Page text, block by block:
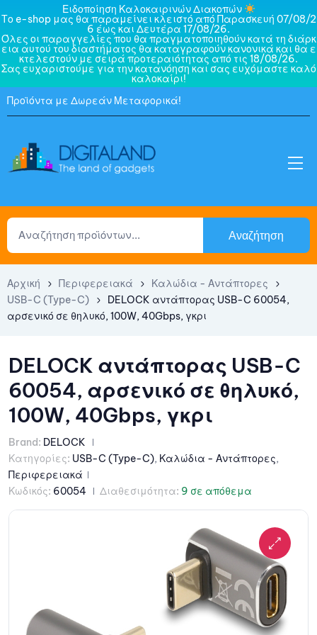
Ειδοποίηση Καλοκαιρινών Διακοπών
Το e-shop μας θα παραμείνει κλειστό από Παρασκευή 07/08/2
6 έως και Δευτέρα 17/08/26.
Όλες οι παραγγελίες που θα πραγματοποιηθούν κατά τη διάρκ
εια αυτού του διαστήματος θα καταγραφούν κανονικά και θα ε
κτελεστούν με σειρά προτεραιότητας από τις 18/08/26.
Σας ευχαριστούμε για την κατανόηση και σας ευχόμαστε καλό
καλοκαίρι!
Προϊόντα με Δωρεάν Μεταφορικά!
Αναζήτηση
Αρχική Περιφερειακά
Καλώδια - Αντάπτορες
USB-C (Type-C)
DELOCK αντάπτορας USB-C 60054,
αρσενικό σε θηλυκό, 100W, 40Gbps, γκρι
DELOCK αντάπτορας USB-C
60054, αρσενικό σε θηλυκό,
100W, 40Gbps, γκρι
Brand: DELOCK
Κατηγορίες: USB-C (Type-C), Καλώδια - Αντάπτορες,
Περιφερειακά
Κωδικός: 60054 Διαθεσιμότητα: 9 σε απόθεμα